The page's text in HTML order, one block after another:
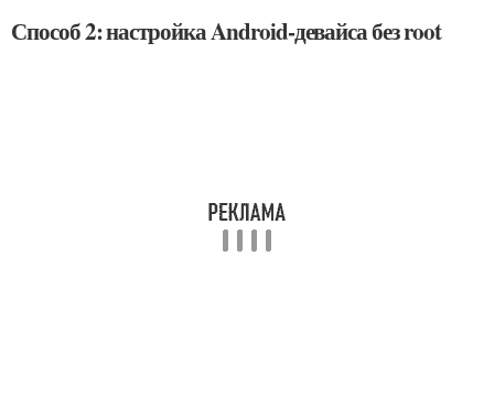
Способ 2: настройка Android-девайса без root